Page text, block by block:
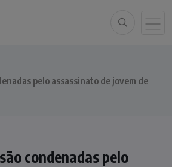
pelo assassinato de jovem de
condenadas pelo